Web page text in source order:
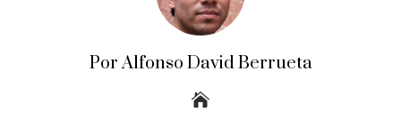
Por Alfonso David Berrueta